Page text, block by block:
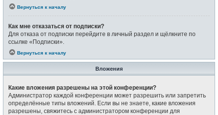
Вернуться к началу
Как мне отказаться от подписки?
Для отказа от подписки перейдите в личный раздел и щёлкните по
ссылке «Подписки».
Вернуться к началу
Вложения
Какие вложения разрешены на этой конференции?
Администратор каждой конференции может разрешить или запретить
определённые типы вложений. Если вы не знаете, какие вложения
разрешены, свяжитесь с администратором конференции для